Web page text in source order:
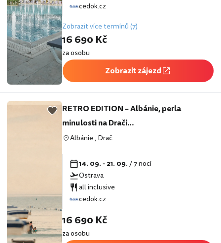
cedok.cz
Zobrazit více termínů (7)
16 690 Kč
za osobu
Zobrazit zájezd
RETRO EDITION – Albánie, perla
minulosti na Drači…
Albánie, Drač
14. 09. - 21. 09./ 7 nocí
Ostrava
all inclusive
cedok.cz
16 690 Kč
za osobu